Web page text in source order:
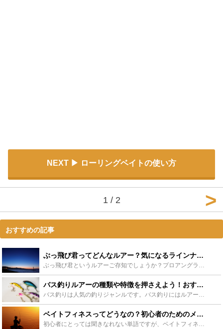
NEXT ローリングベイトの使い方
1 / 2
おすすめの記事
ぶっ飛び君ってどんなルアー？気になるラインナップと使い方まとめ！ - Leisurego(レジャーゴー)
ぶっ飛び君というルアーご存知でしょうか？プロアングラーの井上祐樹が手掛けるジャンプライズから発売されているシンキングペンシルで、抜群の飛距離が出るということで非常に人気のルアーです。そんなぶっ飛び君...
バス釣りルアーの種類や特徴を押さえよう！おすすめバス釣りルアーもチェック！ - Leisurego(レジャーゴー)
バス釣りは人気の釣りジャンルです。バス釣りにはルアー（疑似餌）が欠かせませんが、ルアーも色々な種類があり選ぶのにも迷ってしまいます。そこでルアーにはどのような種類、特徴があるのか詳しく紹介していきま...
ベイトフィネスってどうなの？初心者のためのメリット・デメリットまとめ - Leisurego(レジャーゴー)
初心者にとっては聞きなれない単語ですが、ベイトフィネスというのはベイトリールを使って軽量のルアーを使用する釣り方のことです。従来の方法では、軽量のルアーを使ってテクニカルな釣りをしたいならスピニング...